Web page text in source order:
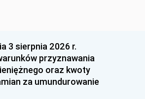
3 sierpnia 2026 r.
przyznawania
oraz kwoty
za umundurowanie